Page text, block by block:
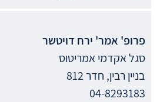
פרופ' אמר' ירח דויטשר
סגל אקדמי אמריטוס
בניין רבין, חדר 812
04-8293183